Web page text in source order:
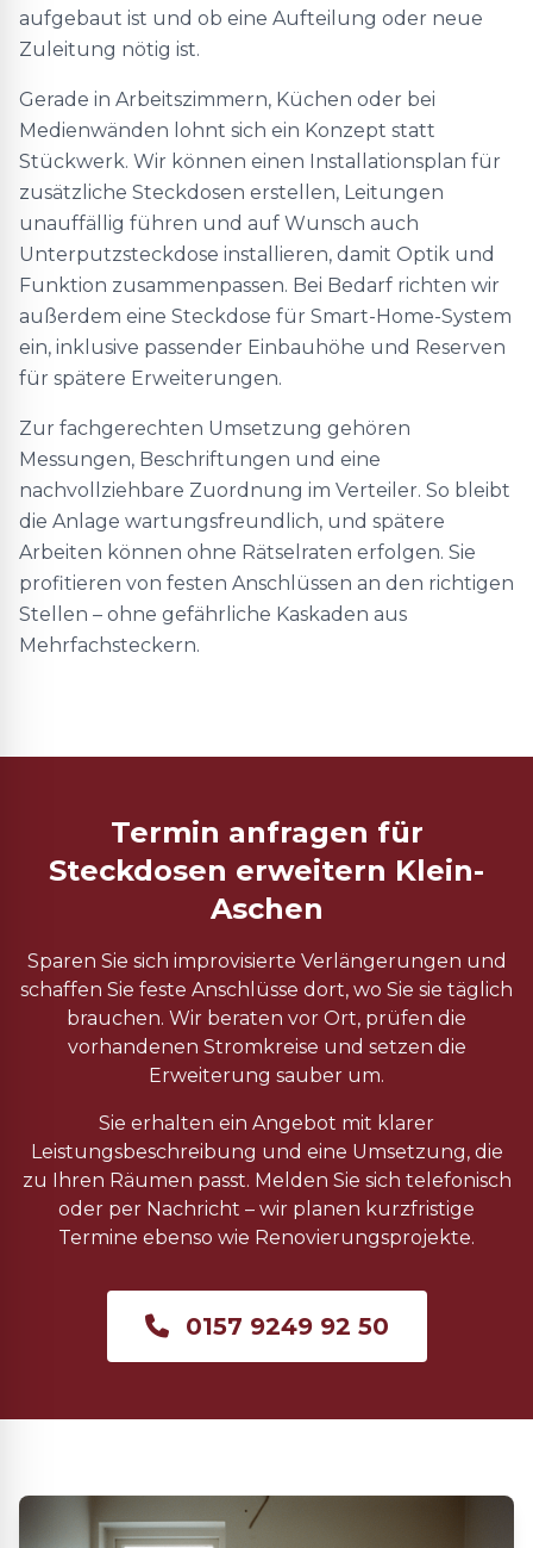
aufgebaut ist und ob eine Aufteilung oder neue
Zuleitung nötig ist.
Gerade in Arbeitszimmern, Küchen oder bei
Medienwänden lohnt sich ein Konzept statt
Stückwerk. Wir können einen Installationsplan für
zusätzliche Steckdosen erstellen, Leitungen
unauffällig führen und auf Wunsch auch
Unterputzsteckdose installieren, damit Optik und
Funktion zusammenpassen. Bei Bedarf richten wir
außerdem eine Steckdose für Smart-Home-System
ein, inklusive passender Einbauhöhe und Reserven
für spätere Erweiterungen.
Zur fachgerechten Umsetzung gehören
Messungen, Beschriftungen und eine
nachvollziehbare Zuordnung im Verteiler. So bleibt
die Anlage wartungsfreundlich, und spätere
Arbeiten können ohne Rätselraten erfolgen. Sie
profitieren von festen Anschlüssen an den richtigen
Stellen – ohne gefährliche Kaskaden aus
Mehrfachsteckern.
Termin anfragen für
Steckdosen erweitern Klein-
Aschen
Sparen Sie sich improvisierte Verlängerungen und
schaffen Sie feste Anschlüsse dort, wo Sie sie täglich
brauchen. Wir beraten vor Ort, prüfen die
vorhandenen Stromkreise und setzen die
Erweiterung sauber um.
Sie erhalten ein Angebot mit klarer
Leistungsbeschreibung und eine Umsetzung, die
zu Ihren Räumen passt. Melden Sie sich telefonisch
oder per Nachricht – wir planen kurzfristige
Termine ebenso wie Renovierungsprojekte.
0157 9249 92 50